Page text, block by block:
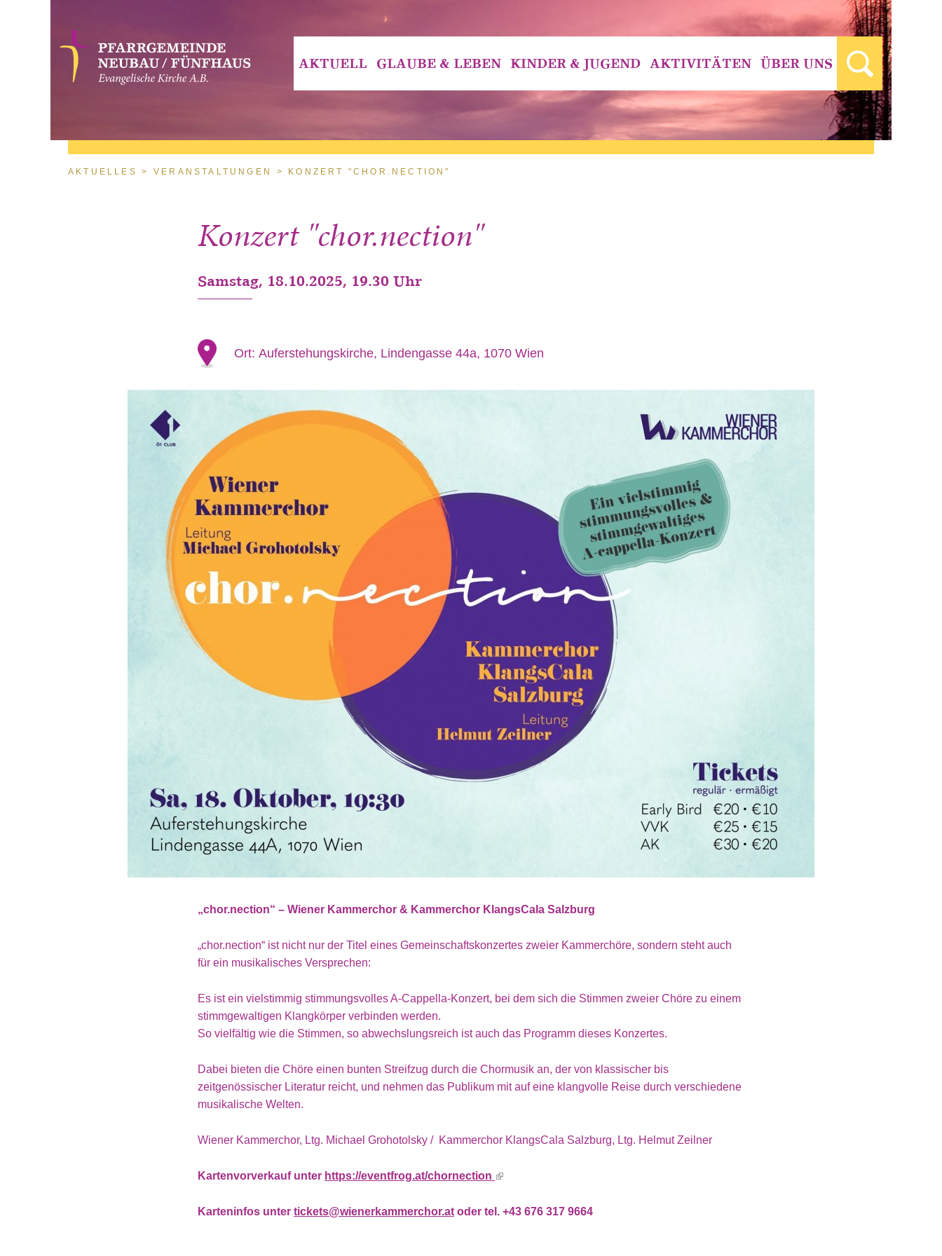
AKTUELL GLAUBE & LEBEN KINDER & JUGEND AKTIVITÄTEN ÜBER UNS
Sie sind hier
AKTUELLES VERANSTALTUNGEN KONZERT "CHOR.NECTION"
Konzert "chor.nection"
Samstag, 18.10.2025, 19.30 Uhr
Ort: Auferstehungskirche, Lindengasse 44a, 1070 Wien
„chor.nection“ – Wiener Kammerchor & Kammerchor KlangsCala Salzburg
„chor.nection“ ist nicht nur der Titel eines Gemeinschaftskonzertes zweier Kammerchöre, sondern steht auch
für ein musikalisches Versprechen:
Es ist ein vielstimmig stimmungsvolles A-Cappella-Konzert, bei dem sich die Stimmen zweier Chöre zu einem
stimmgewaltigen Klangkörper verbinden werden.
So vielfältig wie die Stimmen, so abwechslungsreich ist auch das Programm dieses Konzertes.
Dabei bieten die Chöre einen bunten Streifzug durch die Chormusik an, der von klassischer bis
zeitgenössischer Literatur reicht, und nehmen das Publikum mit auf eine klangvolle Reise durch verschiedene
musikalische Welten.
Wiener Kammerchor, Ltg. Michael Grohotolsky / Kammerchor KlangsCala Salzburg, Ltg. Helmut Zeilner
Kartenvorverkauf unter https://eventfrog.at/chornection (link is external)
Karteninfos unter tickets@wienerkammerchor.at oder tel. +43 676 317 9664